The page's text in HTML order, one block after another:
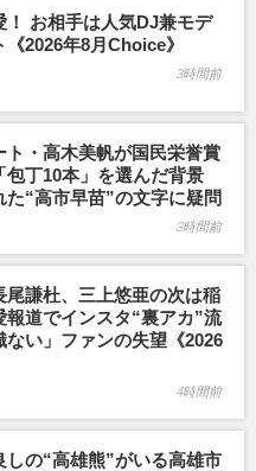
！ お相手は人気DJ兼モデ
2026年8月Choice》
3時間前
ト・高木美帆が国民栄誉賞
包丁10本」を選んだ背景
た“高市早苗”の文字に疑問
3時間前
尾謙杜、三上悠亜の次は稲
報道でインスタ“裏アカ”流
ない」ファンの失望《2026
4時間前
しの“高雄熊”がいる高雄市